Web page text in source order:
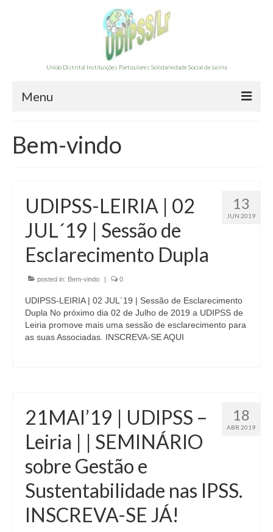
União Distrital Instituições Particulares Solidariedade Social de Leiria
Menu
Órgãos Sociais 2025/2028
Documentação
FORMAÇÃO
Formação
Inquérito Necessidades de Formação
ASSOCIADAS
PROTOCOLOS
Bem-vindo
13
JUN 2019
UDIPSS-LEIRIA | 02
JUL´19 | Sessão de
Esclarecimento Dupla
posted in: Bem-vindo | 0
UDIPSS-LEIRIA | 02 JUL´19 | Sessão de Esclarecimento
Dupla No próximo dia 02 de Julho de 2019 a UDIPSS de
Leiria promove mais uma sessão de esclarecimento para
as suas Associadas. INSCREVA-SE AQUI
18
ABR 2019
21MAI’19 | UDIPSS –
Leiria | | SEMINÁRIO
sobre Gestão e
Sustentabilidade nas IPSS.
INSCREVA-SE JÁ!